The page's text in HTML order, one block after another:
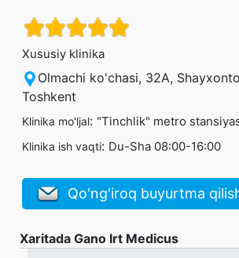
Xususiy klinika
Olmachi ko'chasi, 32A,
Toshkent
Klinika mo'ljal: "Tinchlik" metro
Klinika ish vaqti: Du-Sha 08:00-16:00
Qo'ng'iroq buyurtma
Xaritada Gano Irt Medicus